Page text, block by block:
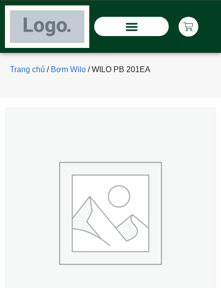
Trang chủ / Bơm Wilo /WILO PB 201EA